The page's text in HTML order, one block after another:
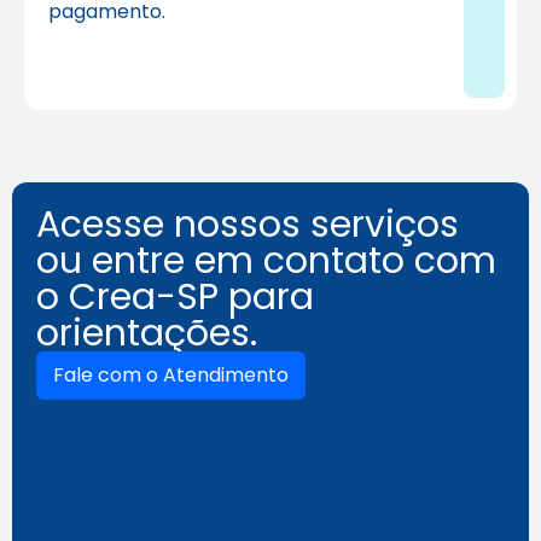
pagamento.
Acesse nossos serviços
ou entre em contato com
o Crea-SP para
orientações.
Fale com o Atendimento